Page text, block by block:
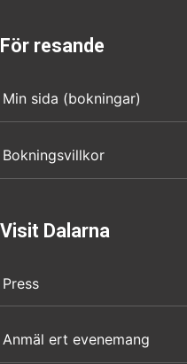
För resande
Min sida (bokningar)
Bokningsvillkor
Visit Dalarna
Press
Anmäl ert evenemang